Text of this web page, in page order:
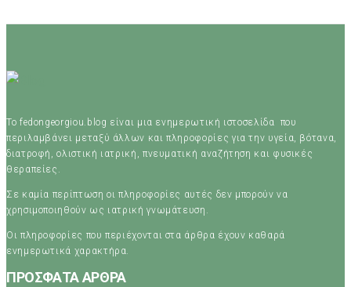
Το fedongeorgiou.blog είναι μια ενημερωτική ιστοσελίδα που
περιλαμβάνει μεταξύ άλλων και πληροφορίες για την υγεία, βότανα,
διατροφή, ολιστική ιατρική, πνευματική αναζήτηση και φυσικές
θεραπείες.
Σε καμία περίπτωση οι πληροφορίες αυτές δεν μπορούν να
χρησιμοποιηθούν ως ιατρική γνωμάτευση.
Οι πληροφορίες που περιέχονται στα άρθρα έχουν καθαρά
ενημερωτικά χαρακτήρα.
ΠΡΟΣΦΑΤΑ ΑΡΘΡΑ